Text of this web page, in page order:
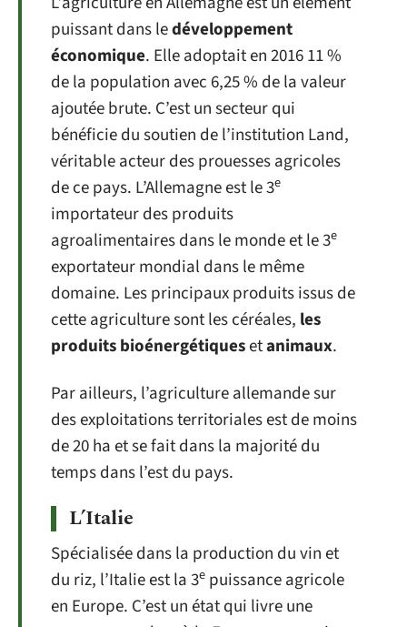
puissant dans ledéveloppement
économique. Elle adoptait en 2016 11 %
de la population avec 6,25 % de la valeur
ajoutée brute. C’est un secteur qui
bénéficie du soutien de l’institution Land,
véritable acteur des prouesses agricoles
de ce pays. L’Allemagne est le 3e
importateur des produits
agroalimentaires dans le monde et le 3e
exportateur mondial dans le même
domaine. Les principaux produits issus de
cette agriculture sont les céréales, les
produits bioénergétiquesetanimaux.
Par ailleurs, l’agriculture allemande sur
des exploitations territoriales est de moins
de 20 ha et se fait dans la majorité du
temps dans l’est du pays.
L’Italie
Spécialisée dans la production du vin et
du riz, l’Italie est la 3e puissance agricole
en Europe. C’est un état qui livre une